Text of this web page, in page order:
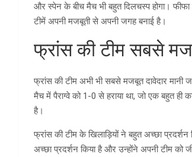
और स्पेन के बीच मैच भी बहुत दिलचस्प होगा।
टीमें अपनी मजबूती से अपनी जगह बनाई है।
फ्रांस की टीम सबसे
फ्रांस की टीम अभी भी सबसे मजबूत दावेदार मानी
मैच में पैराग्वे को 1-0 से हराया था, जो एक बहुत
है।
फ्रांस की टीम के खिलाड़ियों ने बहुत अच्छा
अच्छा प्रदर्शन किया है और उन्होंने अपनी टीम को